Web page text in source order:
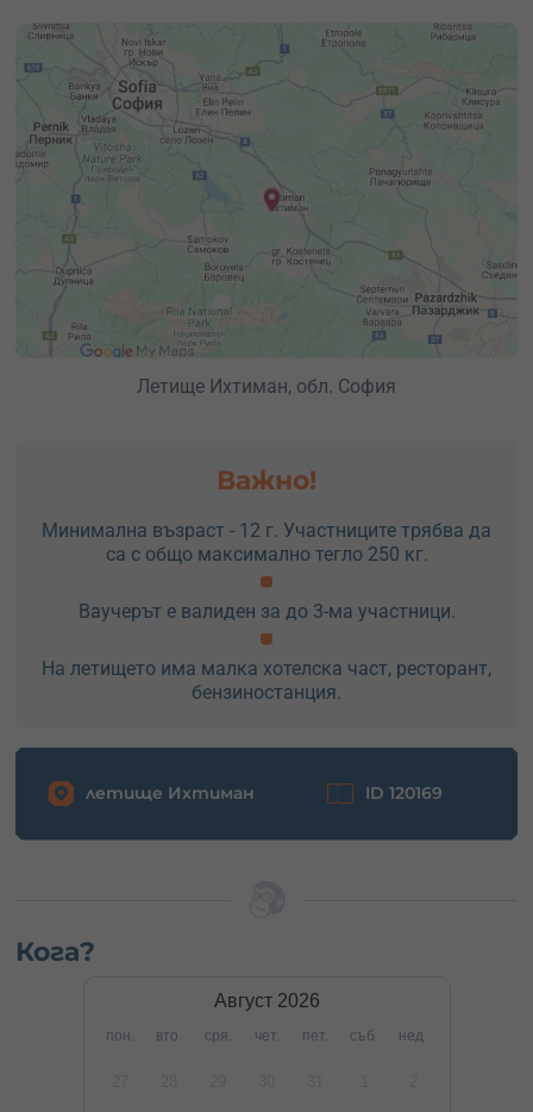
Летище Ихтиман, обл. София
Важно!
Минимална възраст - 12 г. Участниците трябва да
са с общо максимално тегло 250 кг.
Ваучерът е валиден за до 3-ма участници.
На летището има малка хотелска част, ресторант,
бензиностанция.
летище Ихтиман ID 120169
Кога?
Август 2026
пон. вто. сря. чет. пет. съб. нед.